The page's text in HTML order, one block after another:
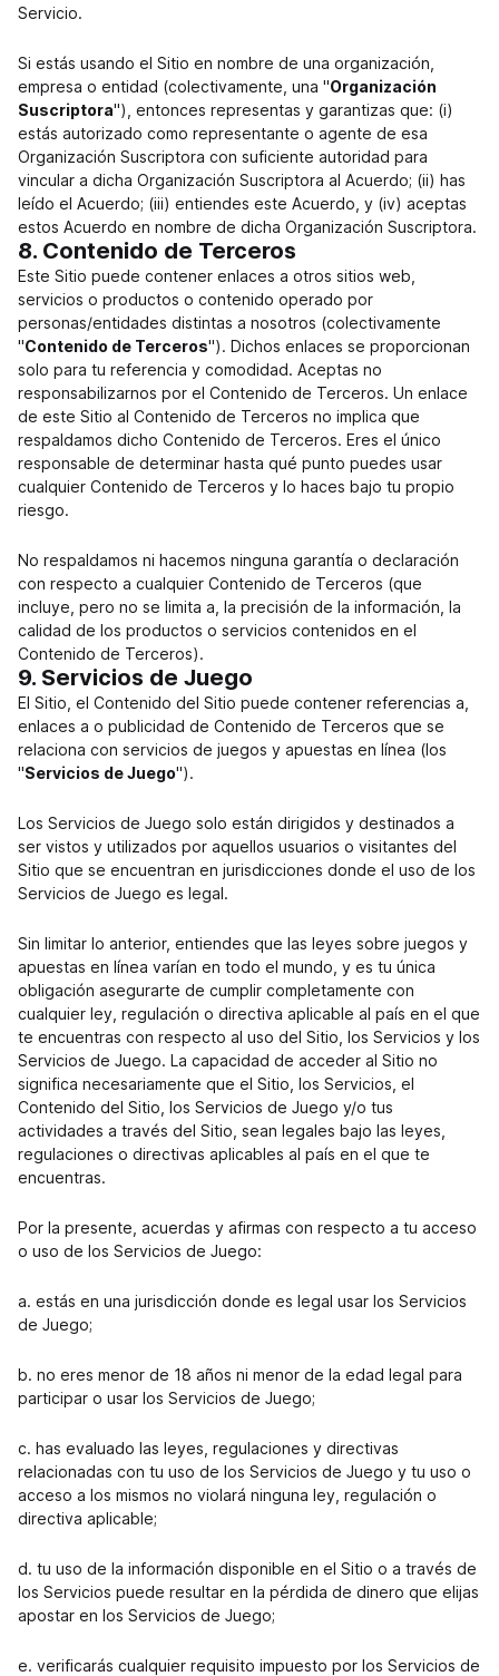
Servicio.
Si estás usando el Sitio en nombre de una organización,
empresa o entidad (colectivamente, una "Organización
Suscriptora"), entonces representas y garantizas que: (i)
estás autorizado como representante o agente de esa
Organización Suscriptora con suficiente autoridad para
vincular a dicha Organización Suscriptora al Acuerdo; (ii) has
leído el Acuerdo; (iii) entiendes este Acuerdo, y (iv) aceptas
estos Acuerdo en nombre de dicha Organización Suscriptora.
8. Contenido de Terceros
Este Sitio puede contener enlaces a otros sitios web,
servicios o productos o contenido operado por
personas/entidades distintas a nosotros (colectivamente
"Contenido de Terceros"). Dichos enlaces se proporcionan
solo para tu referencia y comodidad. Aceptas no
responsabilizarnos por el Contenido de Terceros. Un enlace
de este Sitio al Contenido de Terceros no implica que
respaldamos dicho Contenido de Terceros. Eres el único
responsable de determinar hasta qué punto puedes usar
cualquier Contenido de Terceros y lo haces bajo tu propio
riesgo.
No respaldamos ni hacemos ninguna garantía o declaración
con respecto a cualquier Contenido de Terceros (que
incluye, pero no se limita a, la precisión de la información, la
calidad de los productos o servicios contenidos en el
Contenido de Terceros).
9. Servicios de Juego
El Sitio, el Contenido del Sitio puede contener referencias a,
enlaces a o publicidad de Contenido de Terceros que se
relaciona con servicios de juegos y apuestas en línea (los
"Servicios de Juego").
Los Servicios de Juego solo están dirigidos y destinados a
ser vistos y utilizados por aquellos usuarios o visitantes del
Sitio que se encuentran en jurisdicciones donde el uso de los
Servicios de Juego es legal.
Sin limitar lo anterior, entiendes que las leyes sobre juegos y
apuestas en línea varían en todo el mundo, y es tu única
obligación asegurarte de cumplir completamente con
cualquier ley, regulación o directiva aplicable al país en el que
te encuentras con respecto al uso del Sitio, los Servicios y los
Servicios de Juego. La capacidad de acceder al Sitio no
significa necesariamente que el Sitio, los Servicios, el
Contenido del Sitio, los Servicios de Juego y/o tus
actividades a través del Sitio, sean legales bajo las leyes,
regulaciones o directivas aplicables al país en el que te
encuentras.
Por la presente, acuerdas y afirmas con respecto a tu acceso
o uso de los Servicios de Juego:
a. estás en una jurisdicción donde es legal usar los Servicios
de Juego;
b. no eres menor de 18 años ni menor de la edad legal para
participar o usar los Servicios de Juego;
c. has evaluado las leyes, regulaciones y directivas
relacionadas con tu uso de los Servicios de Juego y tu uso o
acceso a los mismos no violará ninguna ley, regulación o
directiva aplicable;
d. tu uso de la información disponible en el Sitio o a través de
los Servicios puede resultar en la pérdida de dinero que elijas
apostar en los Servicios de Juego;
e. verificarás cualquier requisito impuesto por los Servicios de